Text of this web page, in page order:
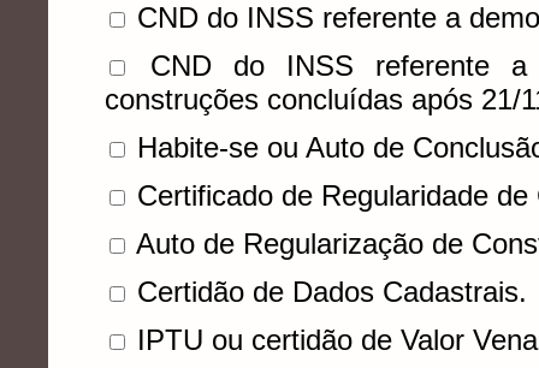
CND do INSS referente a
CND do INSS referente a
construções concluídas após 21/
Habite-se ou Auto de
Certificado de Regularidade de
Auto de Regularização de
Certidão de Dados Cadastrais.
IPTU ou certidão de Valor